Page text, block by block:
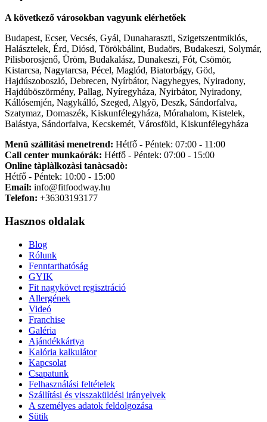
A következő városokban vagyunk elérhetőek
Budapest, Ecser, Vecsés, Gyál, Dunaharaszti, Szigetszentmiklós,
Halásztelek, Érd, Diósd, Törökbálint, Budaörs, Budakeszi, Solymár,
Pilisborosjenő, Üröm, Budakalász, Dunakeszi, Fót, Csömör,
Kistarcsa, Nagytarcsa, Pécel, Maglód, Biatorbágy, Göd,
Hajdúszoboszló, Debrecen, Nyírbátor, Nagyhegyes, Nyiradony,
Hajdúböszörmény, Pallag, Nyíregyháza, Nyirbátor, Nyiradony,
Kállósemjén, Nagykálló, Szeged, Algyõ, Deszk, Sándorfalva,
Szatymaz, Domaszék, Kiskunfélegyháza, Mórahalom, Kistelek,
Balástya, Sándorfalva, Kecskemét, Városföld, Kiskunfélegyháza
Menü szállítási menetrend: Hétfő - Péntek: 07:00 - 11:00
Call center munkaórák: Hétfő - Péntek: 07:00 - 15:00
Online tàplàlkozàsi tanàcsadò:
Hétfő - Péntek: 10:00 - 15:00
Email: info@fitfoodway.hu
Telefon: +36303193177
Hasznos oldalak
Blog
Rólunk
Fenntarthatóság
GYIK
Fit nagykövet regisztráció
Allergének
Videó
Franchise
Galéria
Ajándékkártya
Kalória kalkulátor
Kapcsolat
Csapatunk
Felhasználási feltételek
Szállítási és visszaküldési irányelvek
A személyes adatok feldolgozása
Sütik